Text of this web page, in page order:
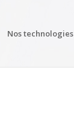
Nos technologies